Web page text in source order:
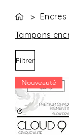
> Encres
Tampons
Filtrer
Nouveauté